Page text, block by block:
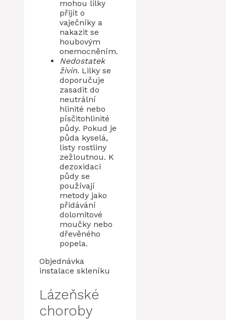
mohou lilky
přijít o
vaječníky a
nakazit se
houbovým
onemocněním.
Nedostatek
živin. Lilky se
doporučuje
zasadit do
neutrální
hlinité nebo
písčitohlinité
půdy. Pokud je
půda kyselá,
listy rostliny
zežloutnou. K
dezoxidaci
půdy se
používají
metody jako
přidávání
dolomitové
moučky nebo
dřevěného
popela.
Objednávka
instalace skleníku
Lázeňské
choroby